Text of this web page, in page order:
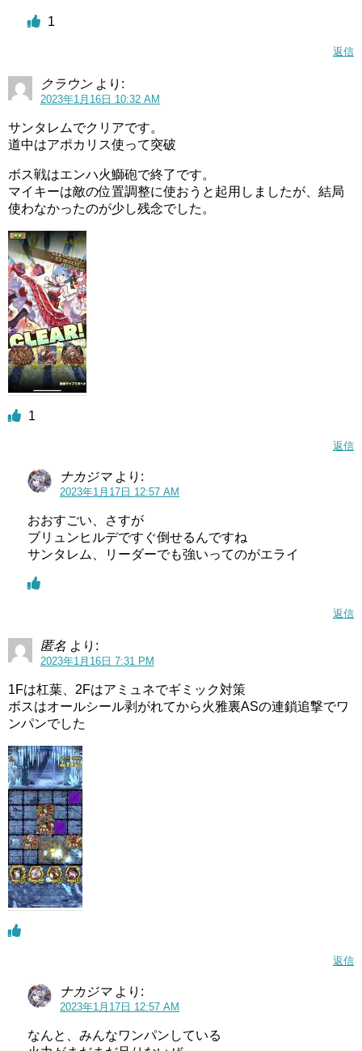
1
返信
クラウン より:
2023年1月16日 10:32 AM
サンタレムでクリアです。
道中はアポカリス使って突破
ボス戦はエンハ火鰤砲で終了です。
マイキーは敵の位置調整に使おうと起用しましたが、結局
使わなかったのが少し残念でした。
1
返信
ナカジマ より:
2023年1月17日 12:57 AM
おおすごい、さすが
ブリュンヒルデですぐ倒せるんですね
サンタレム、リーダーでも強いってのがエライ
返信
匿名 より:
2023年1月16日 7:31 PM
1Fは杠葉、2Fはアミュネでギミック対策
ボスはオールシール剥がれてから火雅裏ASの連鎖追撃でワ
ンパンでした
返信
ナカジマ より:
2023年1月17日 12:57 AM
なんと、みんなワンパンしている